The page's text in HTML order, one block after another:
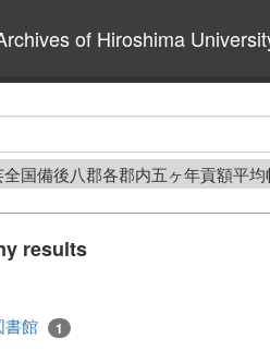
of Hiroshima
全国備後八郡各郡内五ヶ年貢額平
results
書館 1